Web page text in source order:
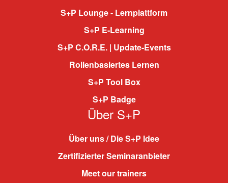
S+P Lounge - Lernplattform
S+P E-Learning
S+P C.O.R.E. | Update-Events
Rollenbasiertes Lernen
S+P Tool Box
S+P Badge
Über S+P
Über uns / Die S+P Idee
Zertifizierter Seminaranbieter
Meet our trainers